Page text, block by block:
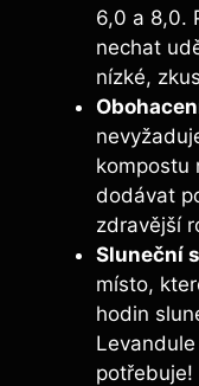
6,0 a 8,0.
nechat
nízké,
kompostu
dodávat
zdravější
Sluneční
místo,
hodin
potřebuje!